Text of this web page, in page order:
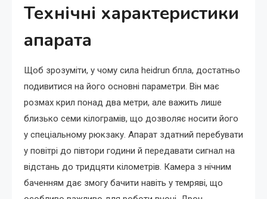
Технічні характеристики
апарата
Щоб зрозуміти, у чому сила heidrun бпла, достатньо
подивитися на його основні параметри. Він має
розмах крил понад два метри, але важить лише
близько семи кілограмів, що дозволяє носити його
у спеціальному рюкзаку. Апарат здатний перебувати
у повітрі до півтори години й передавати сигнал на
відстань до тридцяти кілометрів. Камера з нічним
баченням дає змогу бачити навіть у темряві, що